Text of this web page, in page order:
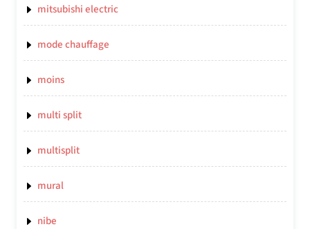
mitsubishi electric
mode chauffage
moins
multi split
multisplit
mural
nibe